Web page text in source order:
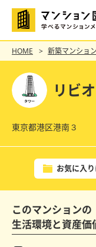
HOME 新築マンション
リビ
東京都港区港南３
お気に入
このマンションの
生活環境と資産